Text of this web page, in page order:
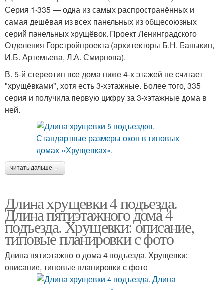
Серия 1-335 — одна из самых распространённых и
самая дешёвая из всех панельных из общесоюзных
серий панельных хрущёвок. Проект Ленинградского
Отделения Горстройпроекта (архитекторы Б.Н. Баныкин,
И.Б. Артемьева, Л.А. Смирнова).
В. 5-й стереотип все дома ниже 4-х этажей не считает
"хрущёвками", хотя есть 3-хэтажные. Более того, 335
серия и получила первую цифру за 3-хэтажные дома в
ней.
читать дальше →
Длина хрущевки 4 подъезда.
Длина пятиэтажного дома 4
подъезда. Хрущевки: описание,
типовые планировки с фото
Длина пятиэтажного дома 4 подъезда. Хрущевки:
описание, типовые планировки с фото